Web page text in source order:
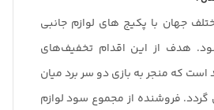
مختلف جهان با پکیج های لوازم جانبی
هدف از این اقدام تخفیف‌های
که منجر به بازی دو سر برد میان
فروشنده از مجموع سود لوازم